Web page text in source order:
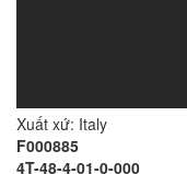
Xuất xứ: Italy
F000885
4T-48-4-01-0-000